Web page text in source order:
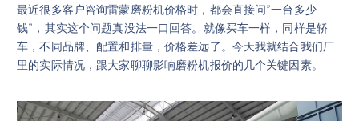
最近很多客户咨询雷蒙磨粉机价格时，都会直接问”一台多少
钱”，其实这个问题真没法一口回答。就像买车一样，同样是轿
车，不同品牌、配置和排量，价格差远了。今天我就结合我们厂
里的实际情况，跟大家聊聊影响磨粉机报价的几个关键因素。